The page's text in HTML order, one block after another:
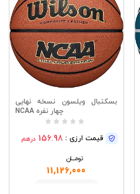
بسکتبال ویلسون نسخه نهایی
چهار نفره NCAA
قیمت ارزی : 156.98 درهم
تومــــــان
11,126,000